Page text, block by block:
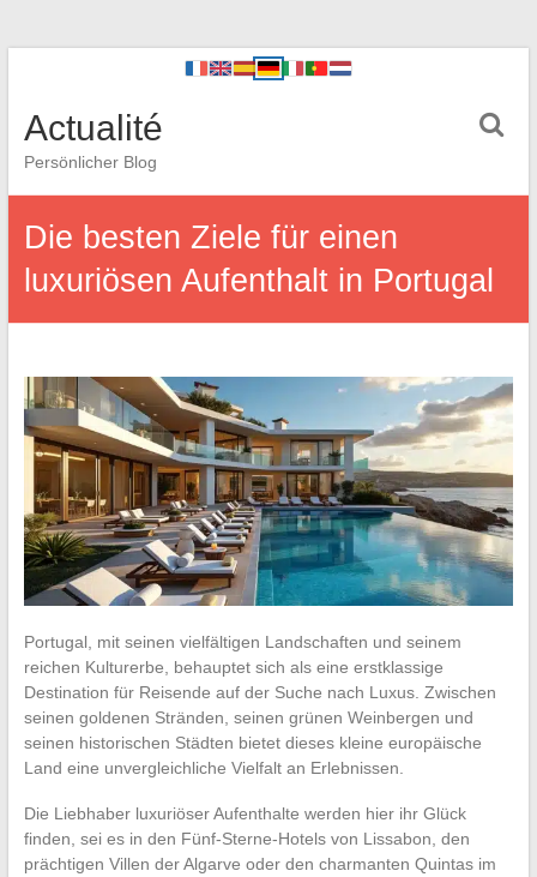
Actualité
Persönlicher Blog
Die besten Ziele für einen
luxuriösen Aufenthalt in Portugal
Portugal, mit seinen vielfältigen Landschaften und seinem
reichen Kulturerbe, behauptet sich als eine erstklassige
Destination für Reisende auf der Suche nach Luxus. Zwischen
seinen goldenen Stränden, seinen grünen Weinbergen und
seinen historischen Städten bietet dieses kleine europäische
Land eine unvergleichliche Vielfalt an Erlebnissen.
Die Liebhaber luxuriöser Aufenthalte werden hier ihr Glück
finden, sei es in den Fünf-Sterne-Hotels von Lissabon, den
prächtigen Villen der Algarve oder den charmanten Quintas im